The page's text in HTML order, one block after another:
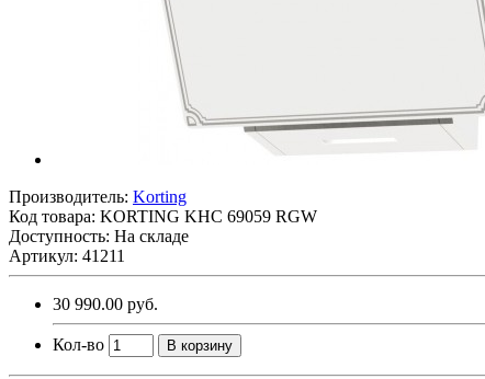
Производитель: Korting
Код товара: KORTING KHC 69059 RGW
Доступность: На складе
Артикул: 41211
30 990.00 руб.
Кол-во В корзину